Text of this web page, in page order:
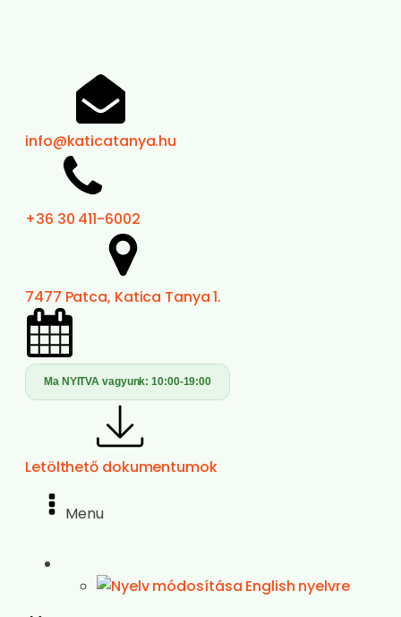
info@katicatanya.hu
+36 30 411-6002
7477 Patca, Katica Tanya 1.
Ma NYITVA vagyunk:10:00-19:00
Letölthető dokumentumok
Menu